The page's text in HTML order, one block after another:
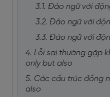
3.1. Đảo ngữ với
3.2. Đảo ngữ với
3.3. Đảo ngữ với
4. Lỗi sai thường gặp
only but also
5. Các cấu trúc đồng
also